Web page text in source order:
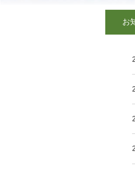
お